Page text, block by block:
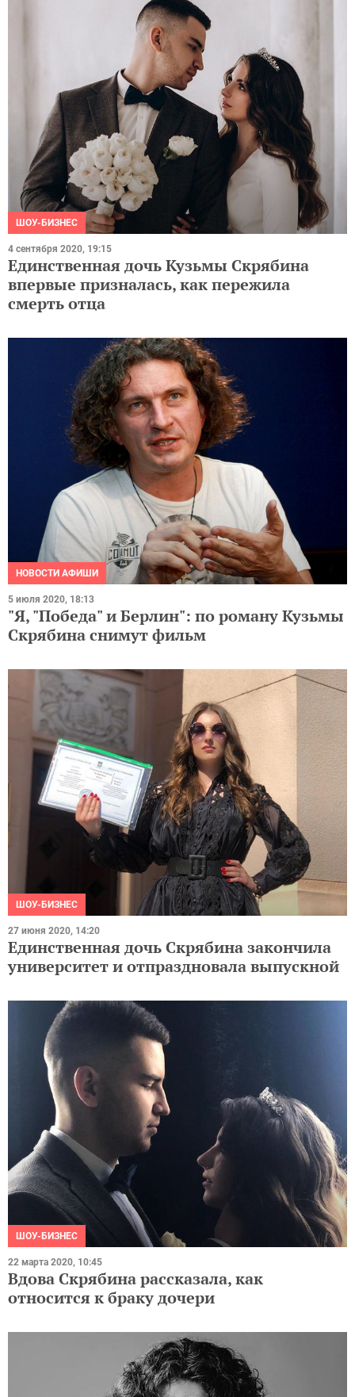
ШОУ-БИЗНЕС
4 сентября 2020, 19:15
Единственная дочь Кузьмы Скрябина
впервые призналась, как пережила
смерть отца
НОВОСТИ АФИШИ
5 июля 2020, 18:13
"Я, "Победа" и Берлин": по роману Кузьмы
Скрябина снимут фильм
ШОУ-БИЗНЕС
27 июня 2020, 14:20
Единственная дочь Скрябина закончила
университет и отпраздновала выпускной
ШОУ-БИЗНЕС
22 марта 2020, 10:45
Вдова Скрябина рассказала, как
относится к браку дочери